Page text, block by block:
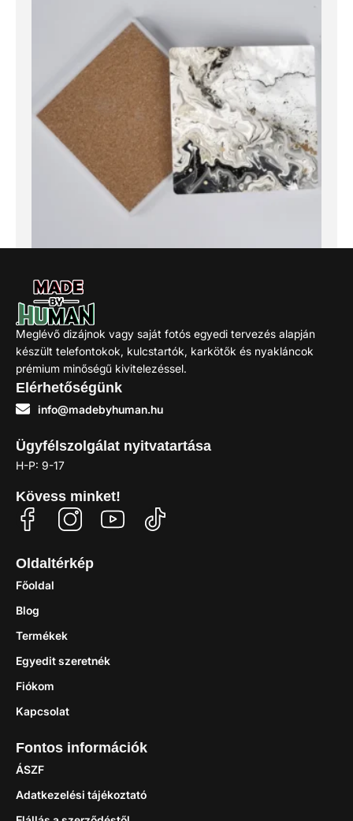
Arisztokróm – Poháralátét
Kosárba
Meglévő dizájnok vagy saját fotós egyedi tervezés alapján
készült telefontokok, kulcstartók, karkötők és nyakláncok
prémium minőségű kivitelezéssel.
Elérhetőségünk
info@madebyhuman.hu
Ügyfélszolgálat nyitvatartása
H-P: 9-17
Kövess minket!
Oldaltérkép
Főoldal
Blog
Termékek
Egyedit szeretnék
Fiókom
Kapcsolat
Fontos információk
ÁSZF
Adatkezelési tájékoztató